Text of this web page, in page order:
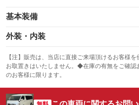
基本装備
エアバッグ：運転席/助手席
：装備あり
：装備あり
サンルーフ
：装備なし ABS
エアコン
：装備あり W
：装
リフトアップ パワ
外装・内装
カーナビ：メモリーナビ他
：装備あり
TV：フルセグ
：装備あり
オーディオ：CDまたはCDチェンジャー
【注】販売は、当店に直接ご来場頂けるお客様
お取置きはいたしません。◆在庫の有無をご確
のお客様に限ります。